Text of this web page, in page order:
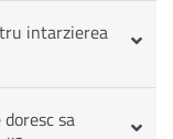
intarzierea
sa